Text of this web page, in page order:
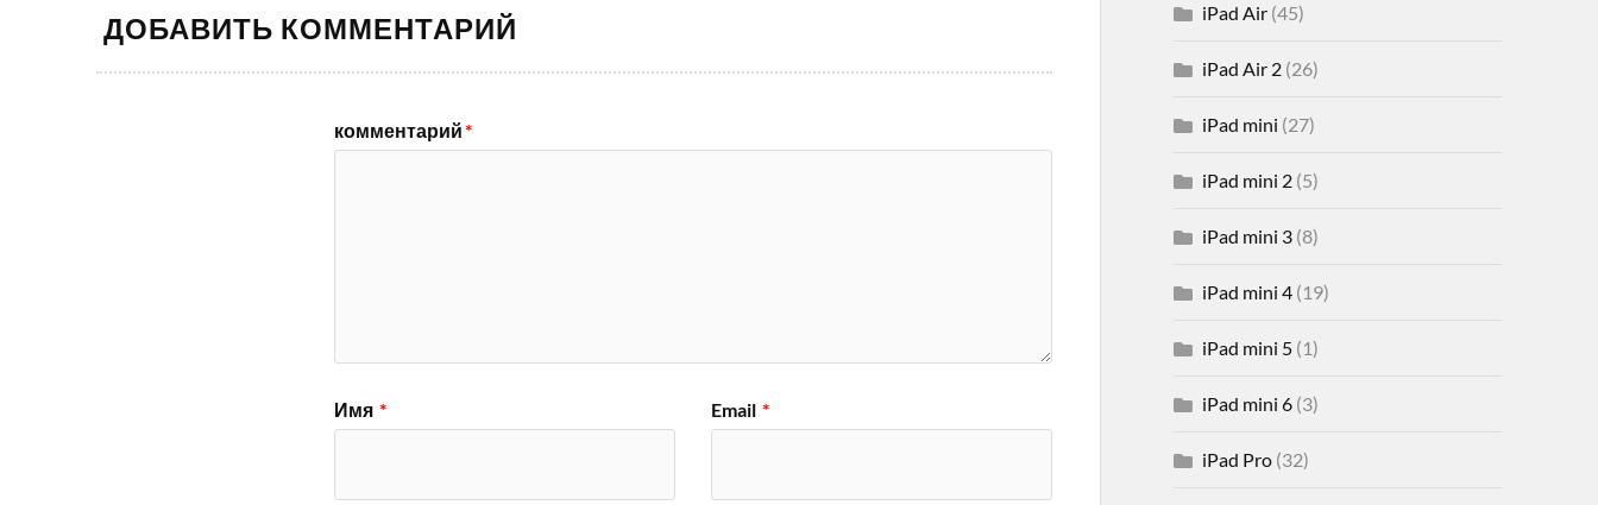
ДОБАВИТЬ КОММЕНТАРИЙ
комментарий*
Имя * Email *
iPad Air(45)
iPad Air 2(26)
iPad mini (27)
iPad mini 2(5)
iPad mini 3(8)
iPad mini 4(19)
iPad mini 5(1)
iPad mini 6(3)
iPad Pro(32)